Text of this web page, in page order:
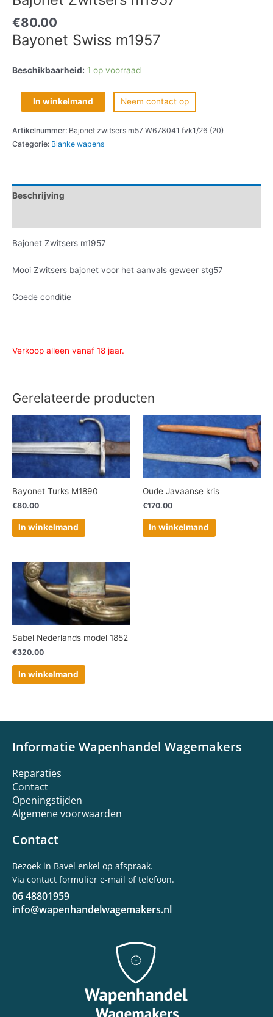
€80.00
Bayonet Swiss m1957
Beschikbaarheid: 1 op voorraad
In winkelmand Neem contact op
Artikelnummer: Bajonet zwitsers m57 W678041 fvk1/26 (20)
Categorie: Blanke wapens
Beschrijving
Bajonet Zwitsers m1957
Mooi Zwitsers bajonet voor het aanvals geweer stg57
Goede conditie
Verkoop alleen vanaf 18 jaar.
Gerelateerde producten
Bayonet Turks M1890
€80.00
In winkelmand
Oude Javaanse kris
€170.00
In winkelmand
Sabel Nederlands model 1852
€320.00
In winkelmand
Informatie Wapenhandel Wagemakers
Reparaties
Contact
Openingstijden
Algemene voorwaarden
Contact
Bezoek in Bavel enkel op afspraak.
Via contact formulier e-mail of telefoon.
06 48801959
info@wapenhandelwagemakers.nl